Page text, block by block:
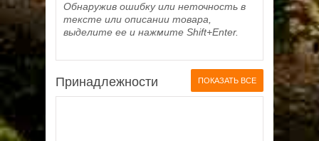
Обнаружив ошибку или неточность в
тексте или описании товара,
выделите ее и нажмите Shift+Enter.
Принадлежности ПОКАЗАТЬ ВСЕ